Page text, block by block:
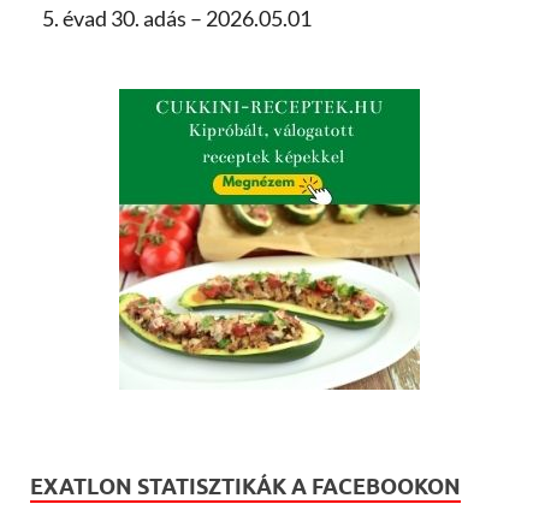
5. évad 30. adás – 2026.05.01
EXATLON STATISZTIKÁK A FACEBOOKON